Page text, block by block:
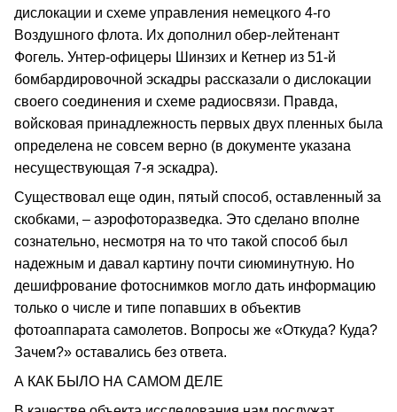
дислокации и схеме управления немецкого 4-го
Воздушного флота. Их дополнил обер-лейтенант
Фогель. Унтер-офицеры Шинзих и Кетнер из 51-й
бомбардировочной эскадры рассказали о дислокации
своего соединения и схеме радиосвязи. Правда,
войсковая принадлежность первых двух пленных была
определена не совсем верно (в документе указана
несуществующая 7-я эскадра).
Существовал еще один, пятый способ, оставленный за
скобками, – аэрофоторазведка. Это сделано вполне
сознательно, несмотря на то что такой способ был
надежным и давал картину почти сиюминутную. Но
дешифрование фотоснимков могло дать информацию
только о числе и типе попавших в объектив
фотоаппарата самолетов. Вопросы же «Откуда? Куда?
Зачем?» оставались без ответа.
А КАК БЫЛО НА САМОМ ДЕЛЕ